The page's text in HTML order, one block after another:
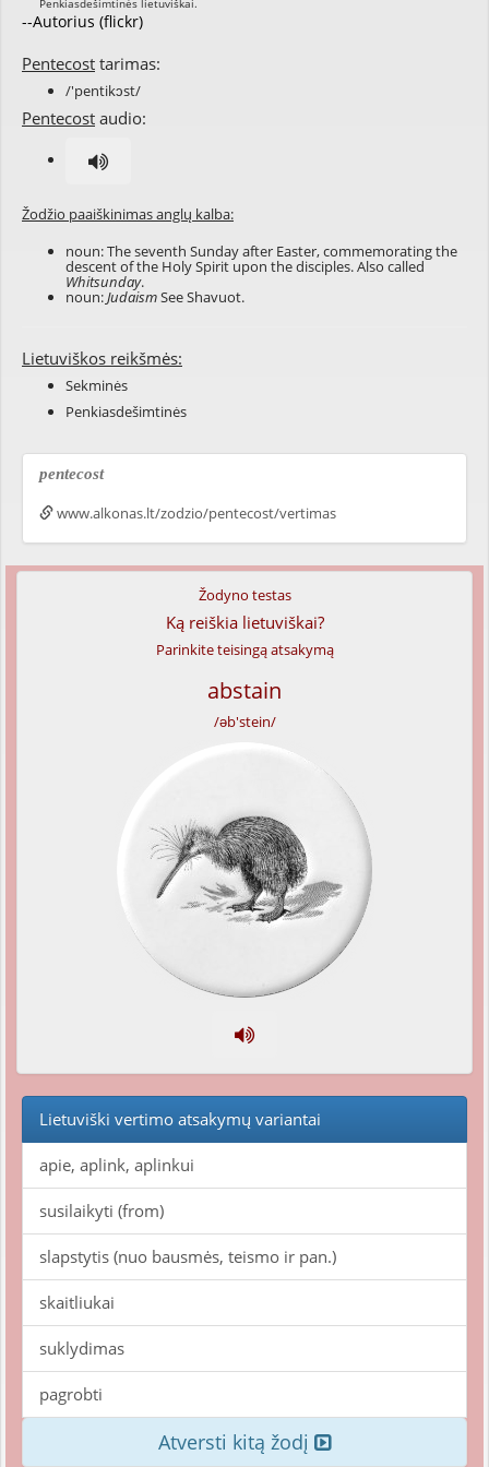
--Autorius (flickr)
Pentecost tarimas:
/'pentikɔst/
Pentecost audio:
Žodžio paaiškinimas anglų kalba:
noun: The seventh Sunday after Easter, commemorating the
descent of the Holy Spirit upon the disciples. Also called
Whitsunday.
noun:JudaismSeeShavuot.
Lietuviškos reikšmės:
Sekminės
Penkiasdešimtinės
pentecost
www.alkonas.lt/zodzio/pentecost/vertimas
Žodyno testas
Ką reiškia lietuviškai?
Parinkite teisingą atsakymą
abstain
/əb'stein/
Lietuviški vertimo atsakymų variantai
apie, aplink, aplinkui
susilaikyti (from)
slapstytis (nuo bausmės, teismo ir pan.)
skaitliukai
suklydimas
pagrobti
Atversti kitą žodį